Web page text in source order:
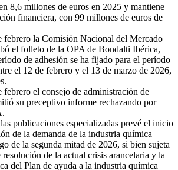
8,6 millones de euros en 2025 y mantiene
financiera, con 99 millones de euros de
febrero la Comisión Nacional del Mercado
el folleto de la OPA de Bondalti Ibérica,
de adhesión se ha fijado para el período
el 12 de febrero y el 13 de marzo de 2026,
febrero el consejo de administración de
su preceptivo informe rechazando por
publicaciones especializadas prevé el inicio
de la demanda de la industria química
de la segunda mitad de 2026, si bien sujeta
resolución de la actual crisis arancelaria y la
del Plan de ayuda a la industria química